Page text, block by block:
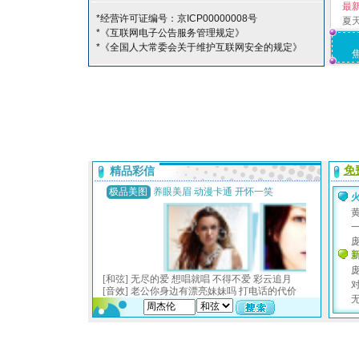
*经营许可证编号：京ICP00000008号
*《互联网电子公告服务管理规定》
*《全国人大常委会关于维护互联网安全的规定》
最
夏